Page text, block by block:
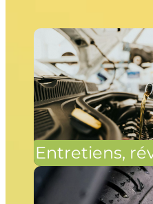
Entretiens,